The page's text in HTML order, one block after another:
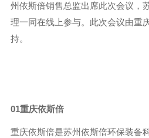
州依斯倍销售总监出席此次会议，
理一同在线上参与。此次会议由重
持。
01重庆依斯倍
重庆依斯倍是苏州依斯倍环保装备